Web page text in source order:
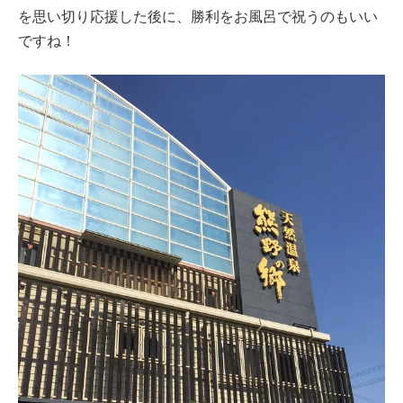
を思い切り応援した後に、勝利をお風呂で祝うのもいい
ですね！